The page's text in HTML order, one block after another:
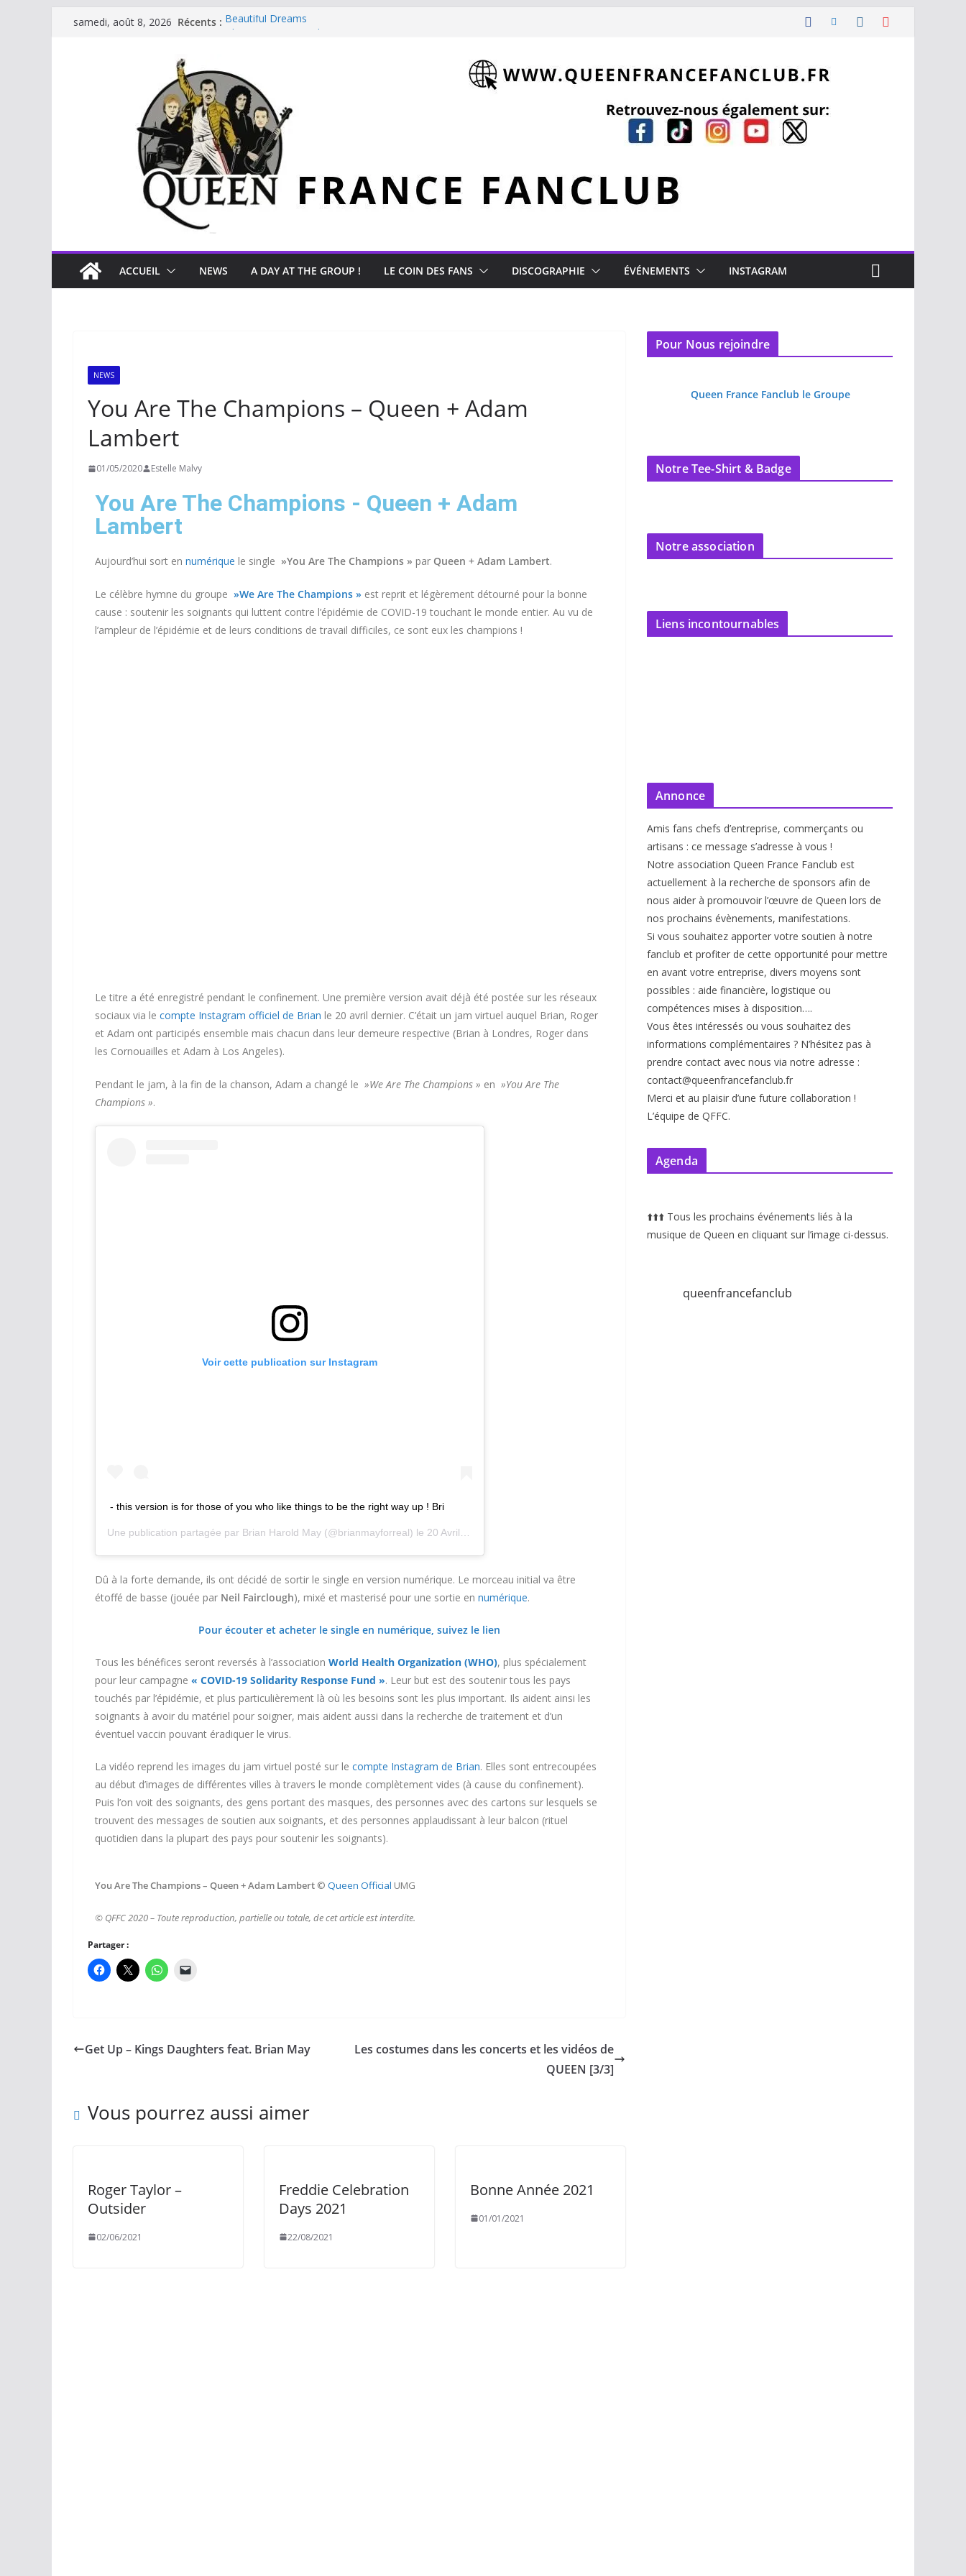
samedi, août 8, 2026 Récents : Beautiful Dreams
Je vis avec Freddie Mercury
ACCUEIL NEWS A DAY AT THE GROUP ! LE COIN DES FANS DISCOGRAPHIE ÉVÉNEMENTS INSTAGRAM
NEWS
You Are The Champions – Queen + Adam
Lambert
01/05/2020 Estelle Malvy
You Are The Champions - Queen + Adam
Lambert
Aujourd’hui sort en numérique le single »You Are The Champions » par Queen + Adam Lambert.
Le célèbre hymne du groupe »We Are The Champions » est reprit et légèrement détourné pour la bonne
cause : soutenir les soignants qui luttent contre l’épidémie de COVID-19 touchant le monde entier. Au vu de
l’ampleur de l’épidémie et de leurs conditions de travail difficiles, ce sont eux les champions !
Le titre a été enregistré pendant le confinement. Une première version avait déjà été postée sur les réseaux
sociaux via le compte Instagram officiel de Brian le 20 avril dernier. C’était un jam virtuel auquel Brian, Roger
et Adam ont participés ensemble mais chacun dans leur demeure respective (Brian à Londres, Roger dans
les Cornouailles et Adam à Los Angeles).
Pendant le jam, à la fin de la chanson, Adam a changé le »We Are The Champions » en »You Are The
Champions ».
Voir cette publication sur Instagram
- this version is for those of you who like things to be the right way up ! Bri
Une publication partagée par Brian Harold May (@brianmayforreal) le 20 Avril 2020 à 1 :16 PDT
Dû à la forte demande, ils ont décidé de sortir le single en version numérique. Le morceau initial va être
étoffé de basse (jouée par Neil Fairclough), mixé et masterisé pour une sortie en numérique.
Pour écouter et acheter le single en numérique, suivez le lien
Tous les bénéfices seront reversés à l’association World Health Organization (WHO), plus spécialement
pour leur campagne « COVID-19 Solidarity Response Fund ». Leur but est des soutenir tous les pays
touchés par l’épidémie, et plus particulièrement là où les besoins sont les plus important. Ils aident ainsi les
soignants à avoir du matériel pour soigner, mais aident aussi dans la recherche de traitement et d’un
éventuel vaccin pouvant éradiquer le virus.
La vidéo reprend les images du jam virtuel posté sur le compte Instagram de Brian. Elles sont entrecoupées
au début d’images de différentes villes à travers le monde complètement vides (à cause du confinement).
Puis l’on voit des soignants, des gens portant des masques, des personnes avec des cartons sur lesquels se
trouvent des messages de soutien aux soignants, et des personnes applaudissant à leur balcon (rituel
quotidien dans la plupart des pays pour soutenir les soignants).
You Are The Champions – Queen + Adam Lambert © Queen Official UMG
© QFFC 2020 – Toute reproduction, partielle ou totale, de cet article est interdite.
Partager :
Get Up – Kings Daughters feat. Brian May
Les costumes dans les concerts et les vidéos de
QUEEN [3/3]
Vous pourrez aussi aimer
Roger Taylor –
Outsider
02/06/2021
Freddie Celebration
Days 2021
22/08/2021
Bonne Année 2021
01/01/2021
Pour Nous rejoindre
Queen France Fanclub le Groupe
Notre Tee-Shirt & Badge
Notre association
Liens incontournables
Annonce
Amis fans chefs d’entreprise, commerçants ou
artisans : ce message s’adresse à vous !
Notre association Queen France Fanclub est
actuellement à la recherche de sponsors afin de
nous aider à promouvoir l’œuvre de Queen lors de
nos prochains évènements, manifestations.
Si vous souhaitez apporter votre soutien à notre
fanclub et profiter de cette opportunité pour mettre
en avant votre entreprise, divers moyens sont
possibles : aide financière, logistique ou
compétences mises à disposition….
Vous êtes intéressés ou vous souhaitez des
informations complémentaires ? N’hésitez pas à
prendre contact avec nous via notre adresse :
contact@queenfrancefanclub.fr
Merci et au plaisir d’une future collaboration !
L’équipe de QFFC.
Agenda
⬆️⬆️⬆️ Tous les prochains événements liés à la
musique de Queen en cliquant sur l’image ci-dessus.
queenfrancefanclub